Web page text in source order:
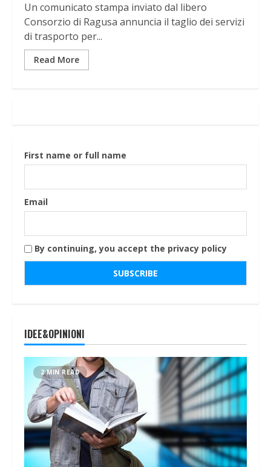
Un comunicato stampa inviato dal libero
Consorzio di Ragusa annuncia il taglio dei servizi
di trasporto per...
Read More
First name or full name
Email
By continuing, you accept the privacy policy
IDEE&OPINIONI
2 MIN READ